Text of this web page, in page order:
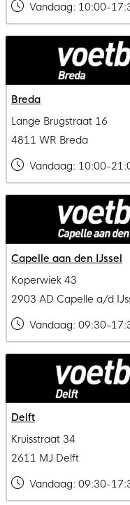
Vandaag: 10:00-
Breda
Lange Brugstraat 16
4811 WR Breda
Vandaag: 10:00-
Capelle aan den IJssel
Koperwiek 43
2903 AD Capelle a/d
Vandaag: 09:30-
Delft
Kruisstraat 34
2611 MJ Delft
Vandaag: 09:30-